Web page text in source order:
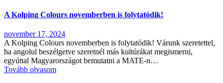
A Kolping Colours novemberben is folytatódik!
november 17, 2024
A Kolping Colours novemberben is folytatódik! Várunk szeretettel,
ha angolul beszélgetve szeretnél más kultúrákat megismerni,
egyúttal Magyarországot bemutatni a MATE-n…
Tovább olvasom